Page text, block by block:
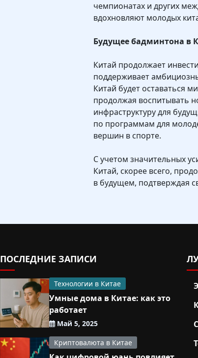
чемпионатах и других
вдохновляют молодых
Будущее бадминтона в
Китай продолжает
поддерживает
Китай будет оставаться
продолжая воспитывать
инфраструктуру для
по программам для
вершин в спорте.
С учетом значительных
Китай, скорее всего,
в будущем, подтверждая
ПОСЛЕДНИЕ ЗАПИСИ
Технологии в Китае
Умные дома в Китае: как это
работает
Май 5, 2025
Криптовалюта в Китае